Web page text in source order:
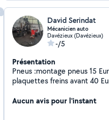
David Serindat
Mécanicien auto
Davézieux (Davézieux)
-/5
Présentation
Pneus :montage pneus 15
plaquettes freins avant 40
Aucun avis pour l'instant